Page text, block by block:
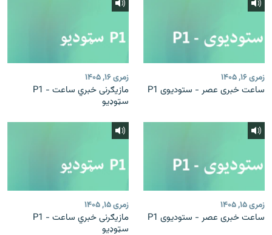
زمری ۱۶, ۱۴۰۵
ساعت خبری عصر - ستودیوی P1
زمری ۱۶, ۱۴۰۵
مازیګرنی خبري ساعت - P1
سټوډیو
زمری ۱۵, ۱۴۰۵
ساعت خبری عصر - ستودیوی P1
زمری ۱۵, ۱۴۰۵
مازیګرنی خبري ساعت - P1
سټوډیو